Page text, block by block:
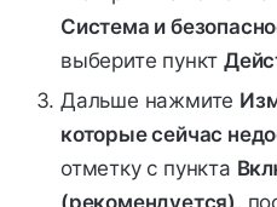
Система и
выберите пункт
Дальше нажмите
которые сейчас
отметку с пункта
(рекомендуется) ,